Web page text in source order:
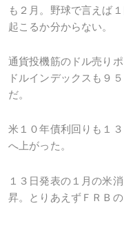
も２月。野球で言えば
起こるか分からない。
通貨投機筋のドル売り
ドルインデックスも９
だ。
米１０年債利回りも１
へ上がった。
１３日発表の１月の米
昇。とりあえずＦＲＢ